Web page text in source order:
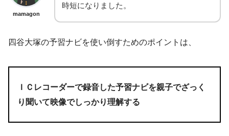
mamagon
時短になりました。
四谷大塚の予習ナビを使い倒すためのポイントは、
ＩＣレコーダーで録音した予習ナビを親子でざっく
り聞いて映像でしっかり理解する